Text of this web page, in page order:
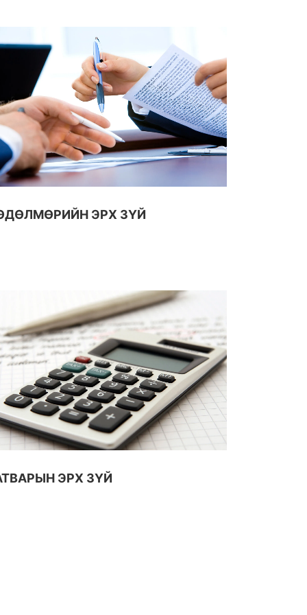
ЭРХ ЗҮЙ
ЭРХ ЗҮЙ